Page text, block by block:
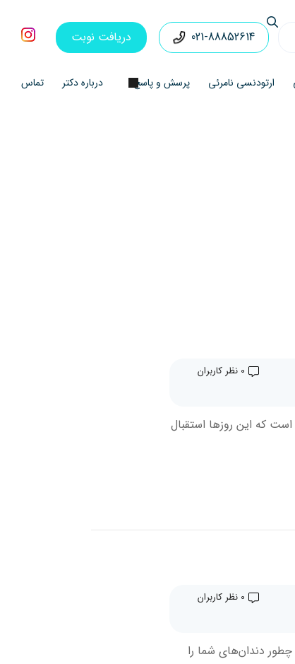
021-88852614 دریافت نوبت
ارتودنسی نامرئی پرسش و پاسخ درباره دکتر تماس
0 نظر کاربران
که این روزها استقبال
0 نظر کاربران
دندان‌های شما را